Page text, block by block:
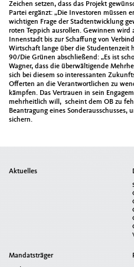
Zeichen setzen, dass das Projekt
Partei ergänzt: „Die Investoren müssen
wichtigen Frage der Stadtentwicklung
roten Teppich ausrollen. Gewinnen wird
Innenstadt bis zur Schaffung von
Wirtschaft lange über die Studentenzeit
90/Die Grünen abschließend: „Es ist
Wagner, dass die überwältigende
sich bei diesem so interessanten
Offerten an die Verantwortlichen zu
kämpfen. Das Vertrauen in sein
mehrheitlich will, scheint dem OB zu
Beantragung eines Sonderausschusses,
sichern.
Seitenübersicht
Aktuelles
Mandatsträger